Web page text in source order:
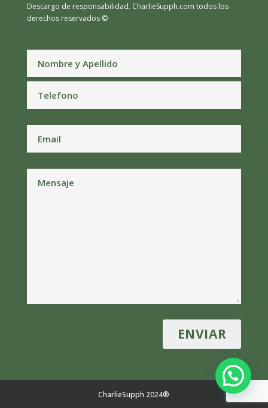
Descargo de responsabilidad. CharlieSupph.com todos los
derechos reservados ©
CharlieSupph 2024®